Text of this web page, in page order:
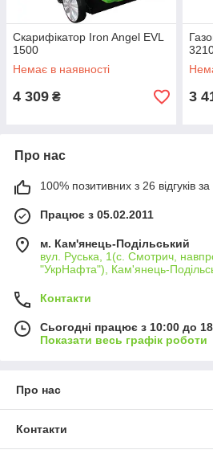
Скарифікатор Iron Angel EVL
1500
Немає в наявності
4 309 ₴ 3
Про нас
100% позитивних з 26 відгуків за
Працює з 05.02.2011
м. Кам'янець-Подільський
вул. Руська, 1(с. Смотрич,
"УкрНафта"), Кам'янець-
Контакти
Сьогодні працює з 10:00 до
Показати весь графік роботи
Про нас
Контакти